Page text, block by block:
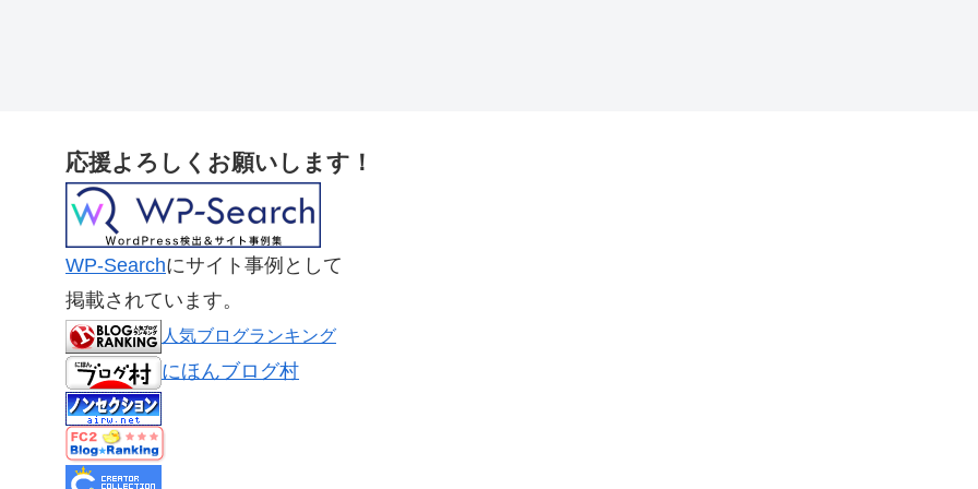
応援よろしくお願いします！
WP-Searchにサイト事例として
掲載されています。
人気ブログランキング
にほんブログ村